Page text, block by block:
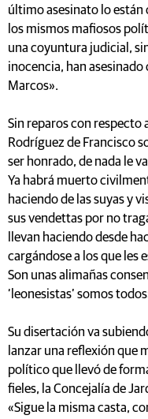
último asesinato lo están
los mismos mafiosos
una coyuntura judicial,
inocencia, han
Marcos».
Sin reparos con respecto
Rodríguez de Francisco
ser honrado, de nada le
Ya habrá muerto
haciendo de las suyas y
sus vendettas por no
llevan haciendo desde
cargándose a los que les
Son unas alimañas
‘leonesistas’ somos
Su disertación va
lanzar una reflexión que
político que llevó de
fieles, la Concejalía de
«Sigue la misma casta,